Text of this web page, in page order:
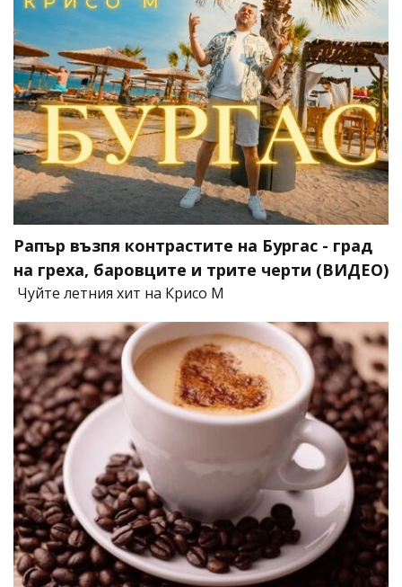
Рапър възпя контрастите на Бургас - град
на греха, баровците и трите черти (ВИДЕО)
Чуйте летния хит на Крисо М